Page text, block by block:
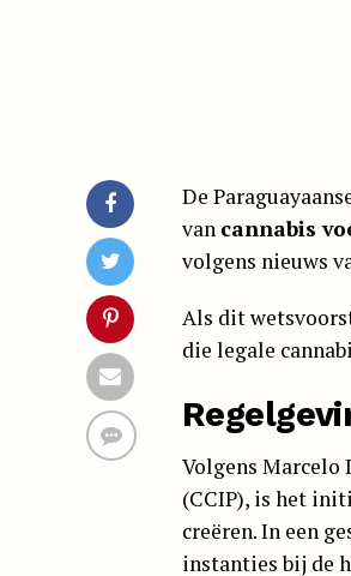
De
van cannabis
volgens nieuws
Als dit
die legale
Volgens Marcelo
(CCIP), is het
creëren. In een
instanties bij de